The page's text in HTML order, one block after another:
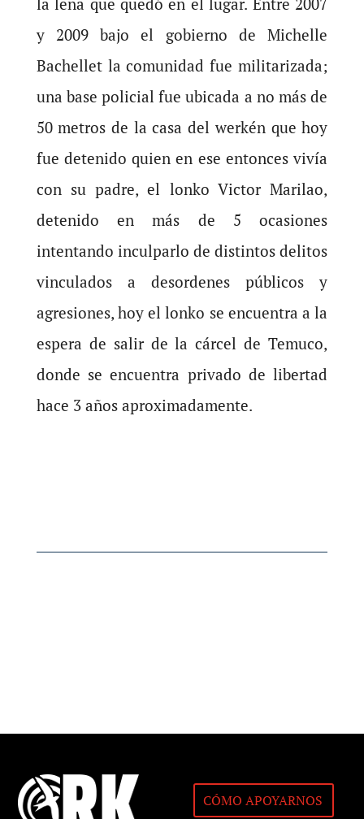
y 2009 bajo el gobierno de Michelle
Bachellet la comunidad fue militarizada;
una base policial fue ubicada a no más de
50 metros de la casa del werkén que hoy
fue detenido quien en ese entonces vivía
con su padre, el lonko Victor Marilao,
detenido en más de 5 ocasiones
intentando inculparlo de distintos delitos
vinculados a desordenes públicos y
agresiones, hoy el lonko se encuentra a la
espera de salir de la cárcel de Temuco,
donde se encuentra privado de libertad
hace 3 años aproximadamente.
CÓMO APOYARNOS